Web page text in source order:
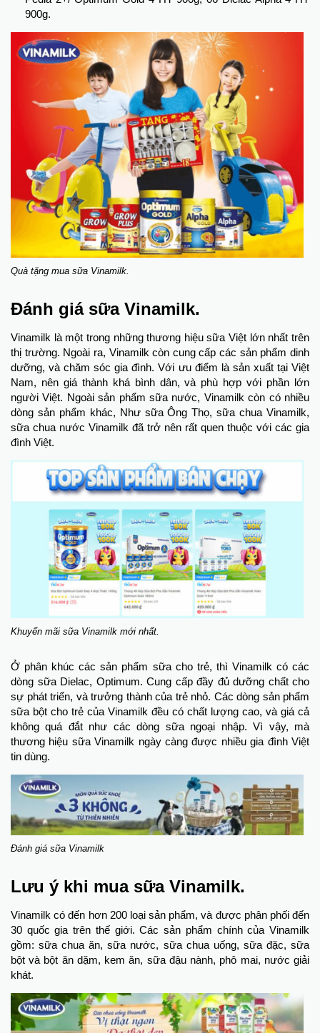
900g.
Quà tặng mua sữa Vinamilk.
Đánh giá sữa Vinamilk.
Vinamilk là một trong những thương hiệu sữa Việt lớn nhất trên
thị trường. Ngoài ra, Vinamilk còn cung cấp các sản phẩm dinh
dưỡng, và chăm sóc gia đình. Với ưu điểm là sản xuất tại Việt
Nam, nên giá thành khá bình dân, và phù hợp với phần lớn
người Việt. Ngoài sản phẩm sữa nước, Vinamilk còn có nhiều
dòng sản phẩm khác, Như sữa Ông Thọ, sữa chua Vinamilk,
sữa chua nước Vinamilk đã trở nên rất quen thuộc với các gia
đình Việt.
Khuyến mãi sữa Vinamilk mới nhất.
Ở phân khúc các sản phẩm sữa cho trẻ, thì Vinamilk có các
dòng sữa Dielac, Optimum. Cung cấp đầy đủ dưỡng chất cho
sự phát triển, và trưởng thành của trẻ nhỏ. Các dòng sản phẩm
sữa bột cho trẻ của Vinamilk đều có chất lượng cao, và giá cả
không quá đắt như các dòng sữa ngoại nhập. Vì vậy, mà
thương hiệu sữa Vinamilk ngày càng được nhiều gia đình Việt
tin dùng.
Đánh giá sữa Vinamilk
Lưu ý khi mua sữa Vinamilk.
Vinamilk có đến hơn 200 loại sản phẩm, và được phân phối đến
30 quốc gia trên thế giới. Các sản phẩm chính của Vinamilk
gồm: sữa chua ăn, sữa nước, sữa chua uống, sữa đặc, sữa
bột và bột ăn dặm, kem ăn, sữa đậu nành, phô mai, nước giải
khát.